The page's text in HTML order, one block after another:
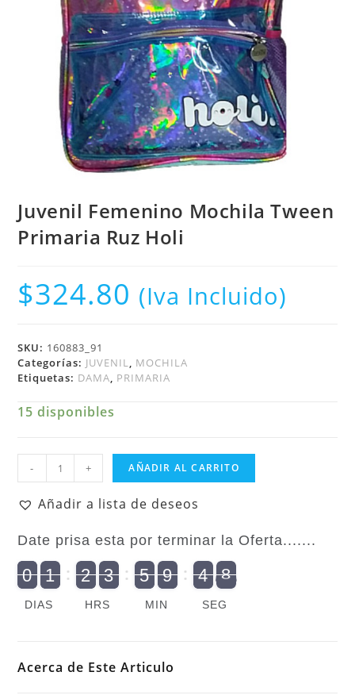
Juvenil Femenino Mochila Tween
Primaria Ruz Holi
$324.80 (Iva Incluido)
SKU: 160883_91
Categorías: JUVENIL, MOCHILA
Etiquetas: DAMA, PRIMARIA
15 disponibles
Femenino
Tween
Ruz
Holi
cantidad
- + AÑADIR AL CARRITO
Añadir a lista de deseos
Date prisa esta por terminar la Oferta.......
9
9
0
0 2
1
1 0
2
2 0
3
3 0
5
5 0
9
9 5
4
4 8
8
7
DIAS HRS MIN SEG
Acerca de Este Articulo